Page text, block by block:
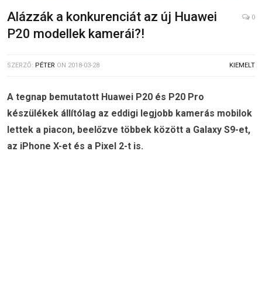
Alázzák a konkurenciát az új Huawei
P20 modellek kamerái?!
0
SZERZŐ: PÉTER ON 2018-03-28 KIEMELT
A tegnap bemutatott Huawei P20 és P20 Pro
készülékek állítólag az eddigi legjobb kamerás mobilok
lettek a piacon, beelőzve többek között a Galaxy S9-et,
az iPhone X-et és a Pixel 2-t is.